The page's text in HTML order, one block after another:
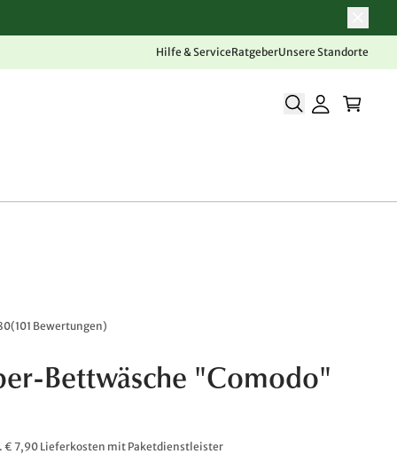
Hilfe & ServiceRatgeberUnsere Standorte
(101 Bewertungen)
Bettwäsche "Comodo"
€ 7,90 Lieferkosten mit Paketdienstleister